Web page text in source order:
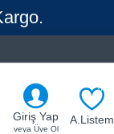
Giriş Yap
veya Üye Ol
A.Listem
0